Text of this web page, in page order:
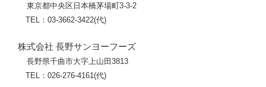
東京都中央区日本橋茅場町3-3-2
TEL：03-3662-3422(代)
株式会社 長野サンヨーフーズ
長野県千曲市大字上山田3813
TEL：026-276-4161(代)